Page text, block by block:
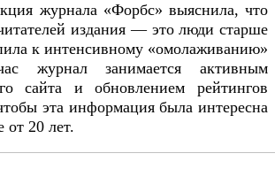
журнала «Форбс» выяснила, что
издания — это люди старше
к интенсивному «омолаживанию»
журнал занимается активным
сайта и обновлением рейтингов
эта информация была интересна
от 20 лет.